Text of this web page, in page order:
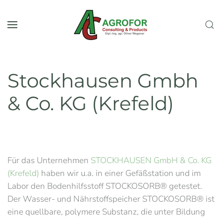
Zum Hauptinhalt springen
Stockhausen Gmbh
& Co. KG (Krefeld)
Für das Unternehmen STOCKHAUSEN GmbH & Co. KG
(Krefeld) haben wir u.a. in einer Gefäßstation und im
Labor den Bodenhilfsstoff STOCKOSORB® getestet.
Der Wasser- und Nährstoffspeicher STOCKOSORB® ist
eine quellbare, polymere Substanz, die unter Bildung